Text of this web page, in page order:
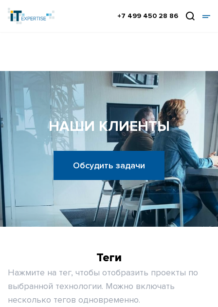
+7 499 450 28 86
НАШИ КЛИЕНТЫ
Обсудить задачи
Теги
Нажмите на тег, чтобы отобразить проекты по
выбранной технологии. Можно включать
несколько тегов одновременно.